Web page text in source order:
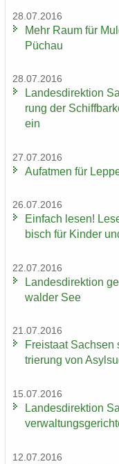
28.07.2016
Mehr Raum für
Püchau
28.07.2016
Lan­des­di­rek­ti­on
rung der
ein
27.07.2016
Auf­at­men für
26.07.2016
Ein­fach lesen!
bisch für Kin­der
22.07.2016
Lan­des­di­rek­ti­on
wal­der See
21.07.2016
Frei­staat
trie­rung von
15.07.2016
Lan­des­di­rek­ti­on
12.07.2016